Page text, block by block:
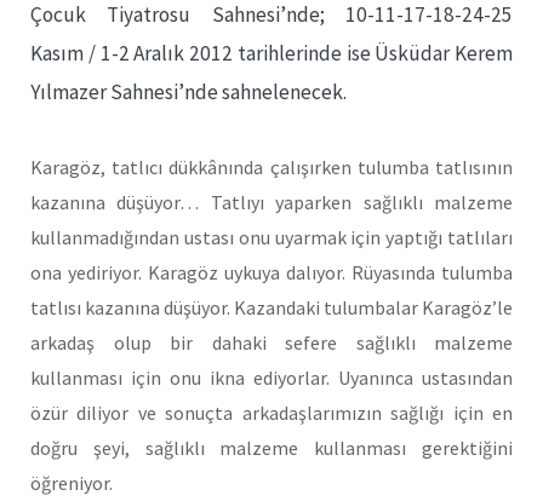
Çocuk Tiyatrosu Sahnesi’nde; 10-11-17-18-24-25
Kasım / 1-2 Aralık 2012 tarihlerinde ise Üsküdar Kerem
Yılmazer Sahnesi’nde sahnelenecek.
Karagöz, tatlıcı dükkânında çalışırken tulumba tatlısının
kazanına düşüyor… Tatlıyı yaparken sağlıklı malzeme
kullanmadığından ustası onu uyarmak için yaptığı tatlıları
ona yediriyor. Karagöz uykuya dalıyor. Rüyasında tulumba
tatlısı kazanına düşüyor. Kazandaki tulumbalar Karagöz’le
arkadaş olup bir dahaki sefere sağlıklı malzeme
kullanması için onu ikna ediyorlar. Uyanınca ustasından
özür diliyor ve sonuçta arkadaşlarımızın sağlığı için en
doğru şeyi, sağlıklı malzeme kullanması gerektiğini
öğreniyor.